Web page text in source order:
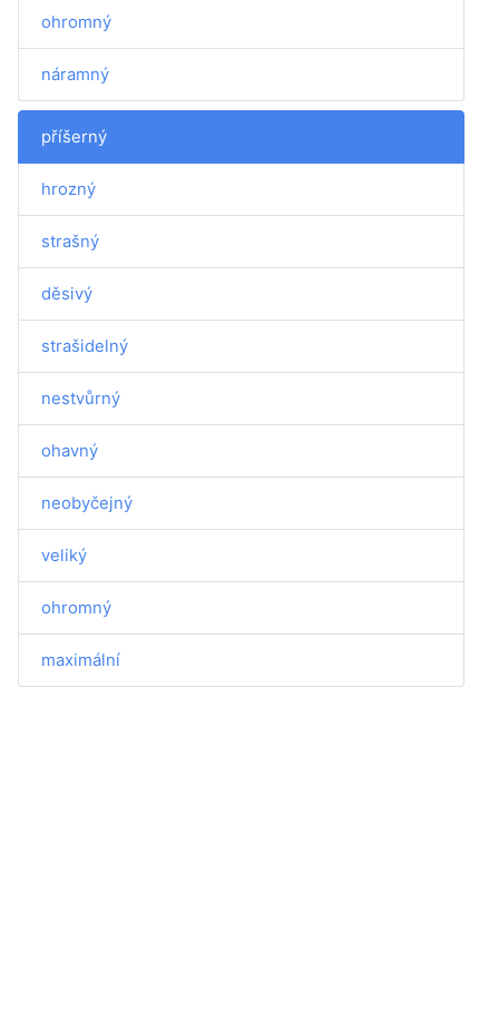
ohromný
náramný
příšerný
hrozný
strašný
děsivý
strašidelný
nestvůrný
ohavný
neobyčejný
veliký
ohromný
maximální